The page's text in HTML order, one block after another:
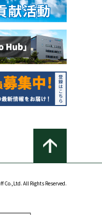
Co.,Ltd. All Rights Reserved.